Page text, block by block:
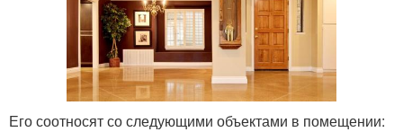
Его соотносят со следующими объектами в помещении: